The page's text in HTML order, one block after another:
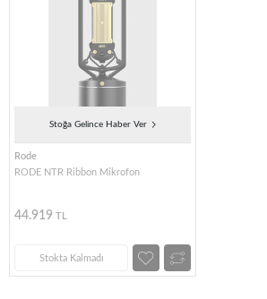
Stoğa Gelince Haber Ver
Rode
RODE NTR Ribbon Mikrofon
44.919 TL
Stokta Kalmadı